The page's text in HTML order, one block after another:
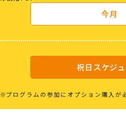
今月
祝日スケジ
プログラムの参加にオプション購入が